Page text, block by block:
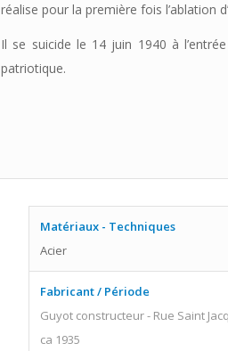
réalise pour la première fois l’ablation
Il se suicide le 14 juin 1940 à
patriotique.
Matériaux - Techniques
Acier
Fabricant / Période
Guyot constructeur - Rue Saint
ca 1935